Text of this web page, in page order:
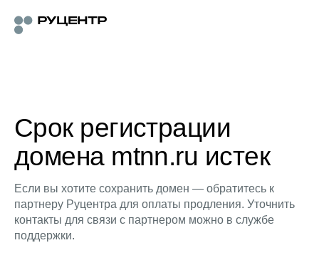
Срок регистрации
домена mtnn.ru истек
Если вы хотите сохранить домен — обратитесь к
партнеру Руцентра для оплаты продления. Уточнить
контакты для связи с партнером можно в службе
поддержки.